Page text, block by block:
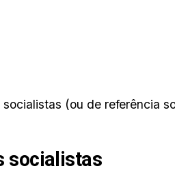
(ou de referência
socialistas